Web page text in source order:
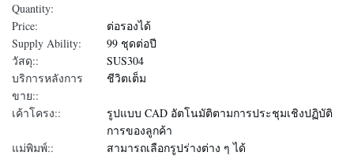
Quantity:
Price:
ต่อรองได้
Supply Ability:
99 ชุดต่อปี
วัสดุ::
SUS304
บริการหลังการ
ขาย::
ชีวิตเต็ม
เค้าโครง::
รูปแบบ CAD อัตโนมัติตามการประชุมเชิงปฏิบัติ
การของลูกค้า
แม่พิมพ์::
สามารถเลือกรูปร่างต่าง ๆ ได้